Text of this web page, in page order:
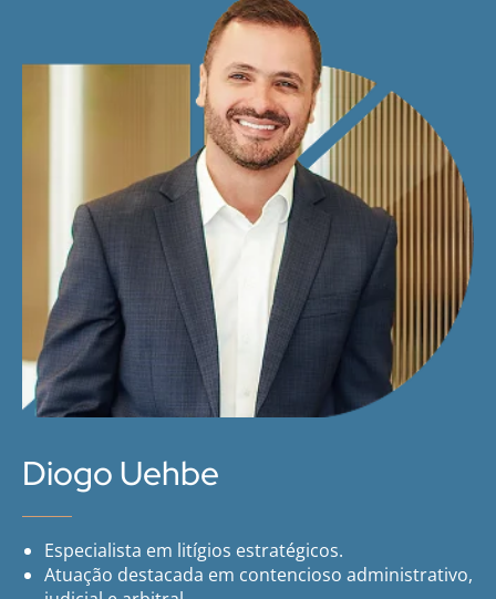
Diogo Uehbe
Especialista em litígios estratégicos.
Atuação destacada em contencioso administrativo,